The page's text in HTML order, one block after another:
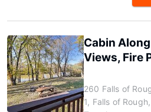
Cabin
Views, Fire
260 Falls of
1, Falls of